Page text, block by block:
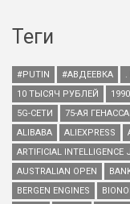
Теги
#PUTIN #АВДЕЕВКА
10 ТЫСЯЧ РУБЛЕЙ
1990
5G-СЕТИ
75-АЯ
ALIBABA
ALIEXPRESS
ARTIFICIAL INTELLIGENCE
AUSTRALIAN OPEN
BERGEN ENGINES